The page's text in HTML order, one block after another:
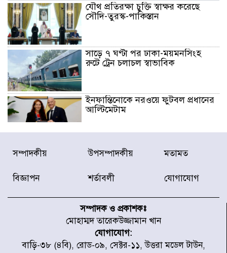
যৌথ প্রতিরক্ষা চুক্তি স্বাক্ষর করেছে
সৌদি-তুরস্ক-পাকিস্তান
সাড়ে ৭ ঘণ্টা পর ঢাকা-ময়মনসিংহ
রুটে ট্রেন চলাচল স্বাভাবিক
ইনফান্তিনোকে নরওয়ে ফুটবল প্রধানের
আল্টিমেটাম
দেশে ভারি বৃষ্টির সতর্কবার্তা, ১০
জেলায় বন্যার পূর্বাভাস
স্থাপনের উদ্যোগ চান মিয়া ব্যাপারীর
৭ জেলায় ঝোড়ো হাওয়াসহ বজ্রবৃষ্টির
শঙ্কা
সম্পাদকীয় উপসম্পাদকীয় মতামত
বিজ্ঞাপন শর্তাবলী যোগাযোগ
সম্পাদক ও প্রকাশকঃ
মোহাম্মদ তারেকউজ্জামান খান
যোগাযোগ:
বাড়ি-৩৮ (৪বি), রোড-০৯, সেক্টর-১১, উত্তরা মডেল টাউন,